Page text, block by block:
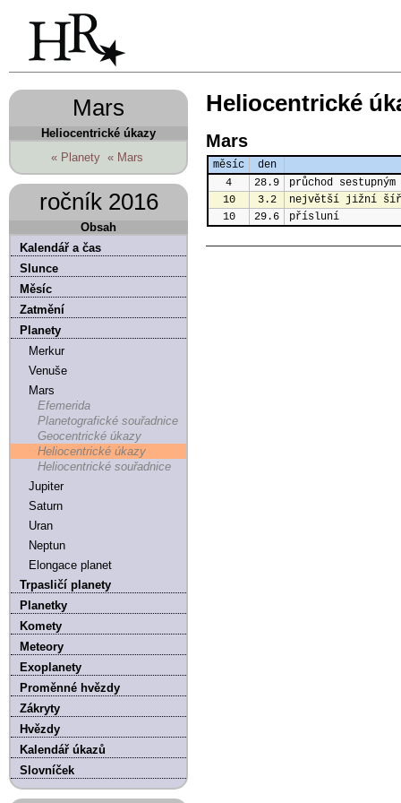
Mars
Heliocentrické úkazy
« Planety « Mars
ročník 2016
Obsah
Kalendář a čas
Slunce
Měsíc
Zatmění
Planety
Merkur
Venuše
Mars
Efemerida
Planetografické souřadnice
Geocentrické úkazy
Heliocentrické úkazy
Heliocentrické souřadnice
Jupiter
Saturn
Uran
Neptun
Elongace planet
Trpasličí planety
Planetky
Komety
Meteory
Exoplanety
Proměnné hvězdy
Zákryty
Hvězdy
Kalendář úkazů
Slovníček
Heliocentrické
Mars
měsíc
den
4
28.9
průchod sestupným
10
3.2
největší jižní
10
29.6 přísluní